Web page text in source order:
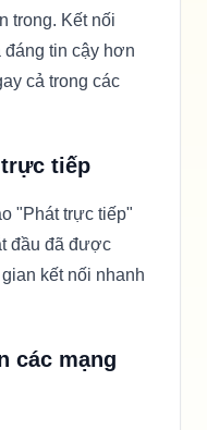
trong. Kết nối
tin cậy hơn
cả trong các
tiếp
"Phát trực tiếp"
đầu đã được
kết nối nhanh
các mạng